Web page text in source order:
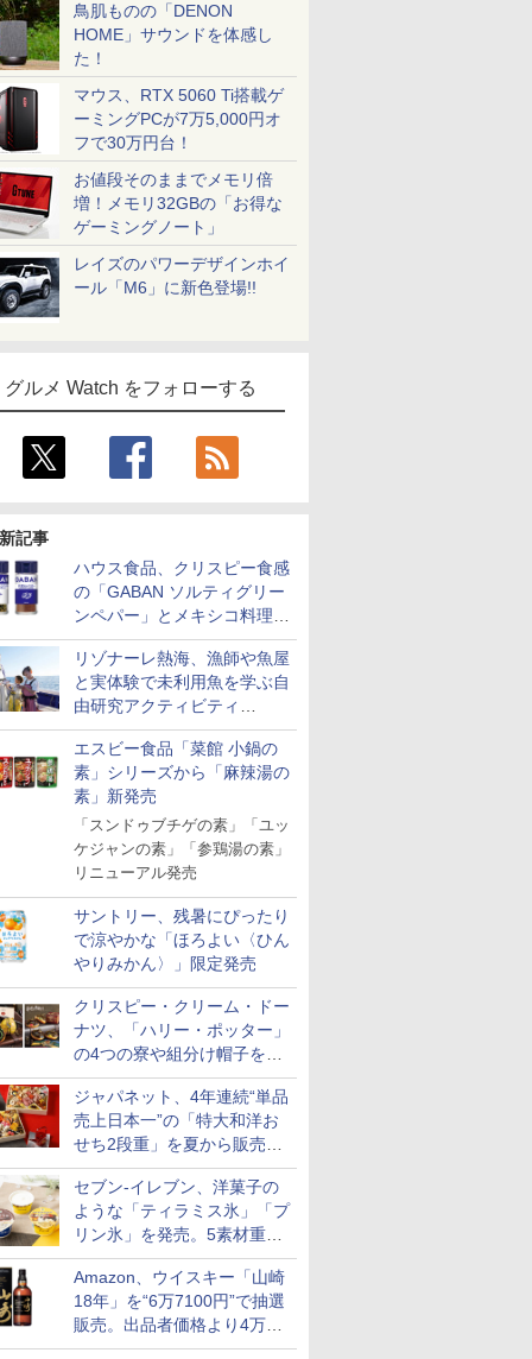
鳥肌ものの「DENON
HOME」サウンドを体感し
た！
マウス、RTX 5060 Ti搭載ゲ
ーミングPCが7万5,000円オ
フで30万円台！
お値段そのままでメモリ倍
増！メモリ32GBの「お得な
ゲーミングノート」
レイズのパワーデザインホイ
ール「M6」に新色登場!!
グルメ Watch をフォローする
記事
ハウス食品、クリスピー食感
の「GABAN ソルティグリー
ンペパー」とメキシコ料理に
合う「GABAN チポトレペパ
ー」発売
リゾナーレ熱海、漁師や魚屋
と実体験で未利用魚を学ぶ自
由研究アクティビティ
「Fisherman's Academy」を
実施中
エスビー食品「菜館 小鍋の
素」シリーズから「麻辣湯の
素」新発売
「スンドゥブチゲの素」「ユッ
ケジャンの素」「参鶏湯の素」
リニューアル発売
サントリー、残暑にぴったり
で涼やかな「ほろよい〈ひん
やりみかん〉」限定発売
クリスピー・クリーム・ドー
ナツ、「ハリー・ポッター」
の4つの寮や組分け帽子をイ
メージしたドーナツなど発売
ジャパネット、4年連続“単品
売上日本一”の「特大和洋お
せち2段重」を夏から販売。
73品・年越しそば付き
セブン-イレブン、洋菓子の
ような「ティラミス氷」「プ
リン氷」を発売。5素材重ね
と2層仕立ての濃厚な味わい
Amazon、ウイスキー「山崎
18年」を“6万7100円”で抽選
販売。出品者価格より4万
9700円以上お得